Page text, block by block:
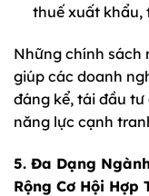
thuế xuất khẩu,
Những chính sách
giúp các doanh
đáng kể, tái đầu
năng lực cạnh
5. Đa Dạng
Rộng Cơ Hội Hợp